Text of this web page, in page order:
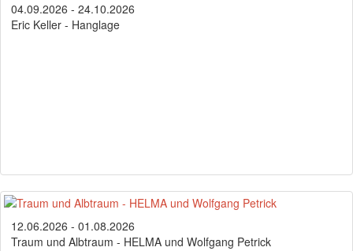
04.09.2026 - 24.10.2026
Eric Keller - Hanglage
12.06.2026 - 01.08.2026
Traum und Albtraum - HELMA und Wolfgang Petrick